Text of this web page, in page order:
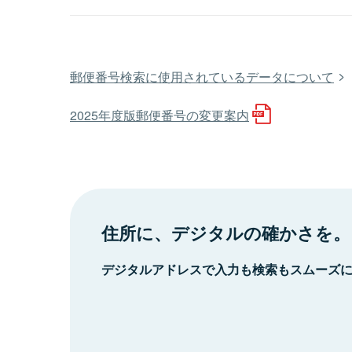
郵便番号検索に使用されているデータについて
2025年度版郵便番号の変更案内
住所に、デジタルの確かさを。
デジタルアドレスで入力も検索もスムーズ